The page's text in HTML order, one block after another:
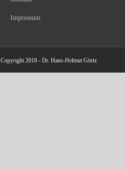
Impressum
Copyright 2018 - Dr. Hans-Helmut Görtz